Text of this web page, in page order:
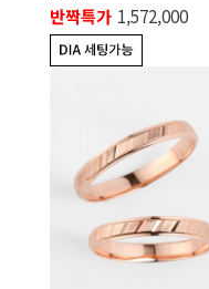
반짝특가 1,572,000